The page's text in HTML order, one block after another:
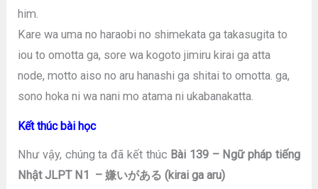
him.
Kare wa uma no haraobi no shimekata ga takasugita to
iou to omotta ga, sore wa kogoto jimiru kirai ga atta
node, motto aiso no aru hanashi ga shitai to omotta. ga,
sono hoka ni wa nani mo atama ni ukabanakatta.
Kết thúc bài học
Như vậy, chúng ta đã kết thúc Bài 139 – Ngữ pháp tiếng
Nhật JLPT N1 – 嫌いがある (kirai ga aru)